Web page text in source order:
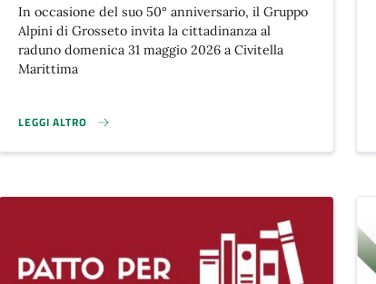
In occasione del suo 50° anniversario, il Gruppo
Alpini di Grosseto invita la cittadinanza al
raduno domenica 31 maggio 2026 a Civitella
Marittima
LEGGI ALTRO
RADUNO INTERSEZIONALE ALPINI 50° ANNIVERSARIO}